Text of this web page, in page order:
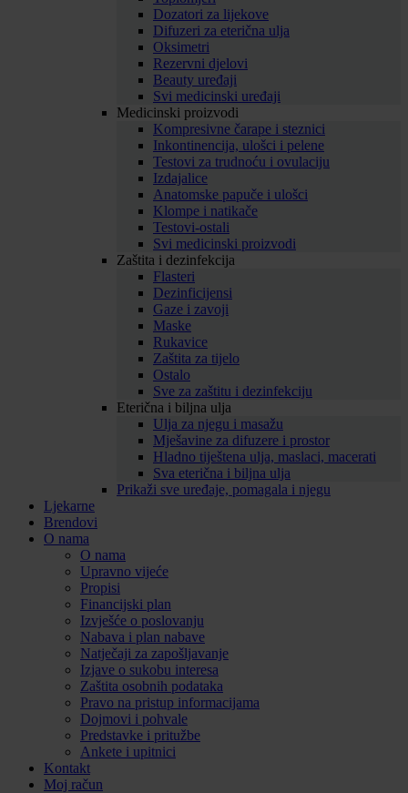
Dozatori za lijekove
Difuzeri za eterična ulja
Oksimetri
Rezervni djelovi
Beauty uređaji
Svi medicinski uređaji
Medicinski proizvodi
Kompresivne čarape i steznici
Inkontinencija, ulošci i pelene
Testovi za trudnoću i ovulaciju
Izdajalice
Anatomske papuče i ulošci
Klompe i natikače
Testovi-ostali
Svi medicinski proizvodi
Zaštita i dezinfekcija
Flasteri
Dezinficijensi
Gaze i zavoji
Maske
Rukavice
Zaštita za tijelo
Ostalo
Sve za zaštitu i dezinfekciju
Eterična i biljna ulja
Ulja za njegu i masažu
Mješavine za difuzere i prostor
Hladno tiještena ulja, maslaci, macerati
Sva eterična i biljna ulja
Prikaži sve uređaje, pomagala i njegu
Ljekarne
Brendovi
O nama
O nama
Upravno vijeće
Propisi
Financijski plan
Izvješće o poslovanju
Nabava i plan nabave
Natječaji za zapošljavanje
Izjave o sukobu interesa
Zaštita osobnih podataka
Pravo na pristup informacijama
Dojmovi i pohvale
Predstavke i pritužbe
Ankete i upitnici
Kontakt
Moj račun